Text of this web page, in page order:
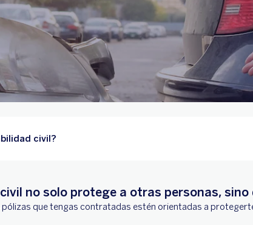
civil?
no solo protege a otras personas,
pólizas que tengas contratadas estén orientadas a